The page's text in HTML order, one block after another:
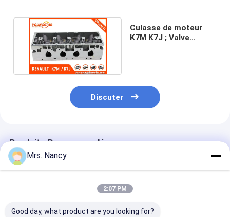
Culasse de moteur
K7M K7J ; Valve
Discuter
Produits Recommandés
Mrs. Nancy
2:07 PM
Good day, what product are you looking for?